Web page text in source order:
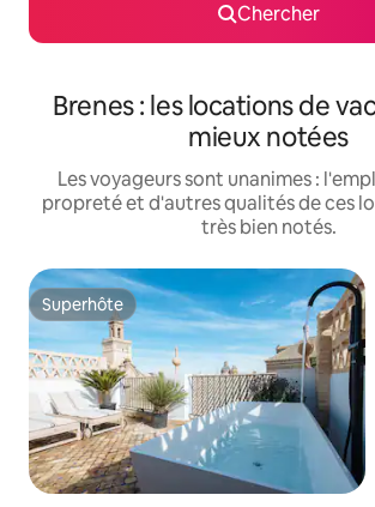
Chercher
Brenes : les locations de
mieux notées
Les voyageurs sont unanimes :
propreté et d'autres qualités de ces
très bien notés.
Superhôte
Superhôte